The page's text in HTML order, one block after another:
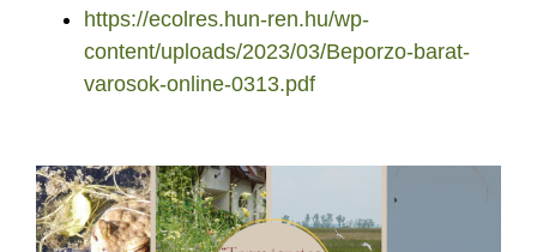
https://ecolres.hun-ren.hu/wp-
content/uploads/2023/03/Beporzo-barat-
varosok-online-0313.pdf